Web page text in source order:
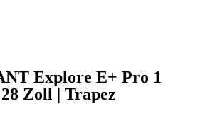
Explore E+ Pro 1
28 Zoll | Trapez